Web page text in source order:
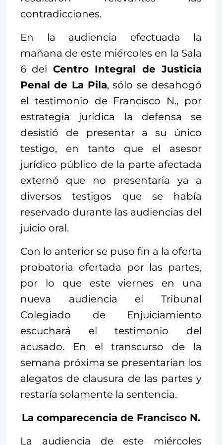
contradicciones.
En la audiencia efectuada la
mañana de este miércoles en la Sala
6 del Centro Integral de Justicia
Penal de La Pila, sólo se desahogó
el testimonio de Francisco N., por
estrategia jurídica la defensa se
desistió de presentar a su único
testigo, en tanto que el asesor
jurídico público de la parte afectada
externó que no presentaría ya a
diversos testigos que se había
reservado durante las audiencias del
juicio oral.
Con lo anterior se puso fin a la oferta
probatoria ofertada por las partes,
por lo que este viernes en una
nueva audiencia el Tribunal
Colegiado de Enjuiciamiento
escuchará el testimonio del
acusado. En el transcurso de la
semana próxima se presentarían los
alegatos de clausura de las partes y
restaría solamente la sentencia.
La comparecencia de Francisco N.
La audiencia de este miércoles